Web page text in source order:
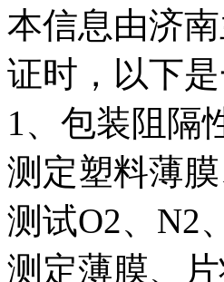
本信息由济
证时，以下
1、包装阻隔
测定塑料薄
测试O2、N2
测定薄膜、